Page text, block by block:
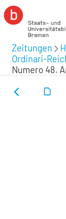
Zeitungen
Ordinari-
Numero 48.